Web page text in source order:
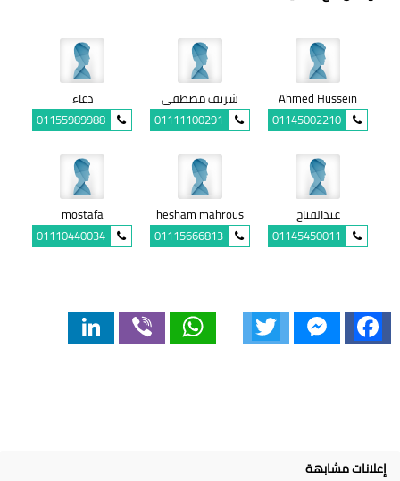
Ahmed Hussein
01145002210
شريف مصطفى
01111100291
دعاء
01155989988
عبدالفتاح
01145450011
hesham mahrous
01115666813
mostafa
01110440034
Facebook
Messenger
Twitter
WhatsApp
Viber
LinkedIn
إعلانات مشابهة